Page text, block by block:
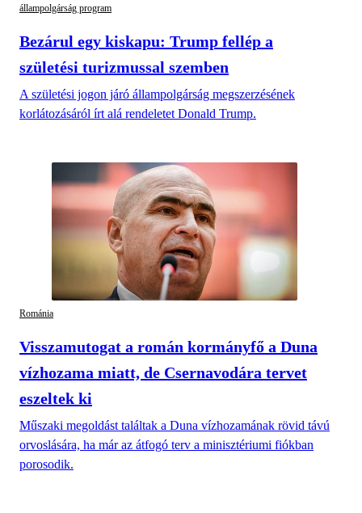
állampolgárság program
Bezárul egy kiskapu: Trump fellép a
születési turizmussal szemben
A születési jogon járó állampolgárság megszerzésének
korlátozásáról írt alá rendeletet Donald Trump.
Románia
Visszamutogat a román kormányfő a Duna
vízhozama miatt, de Csernavodára tervet
eszeltek ki
Műszaki megoldást találtak a Duna vízhozamának rövid távú
orvoslására, ha már az átfogó terv a minisztériumi fiókban
porosodik.